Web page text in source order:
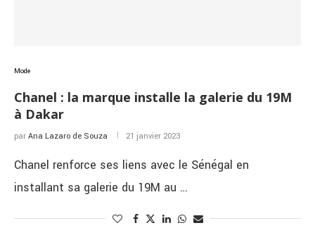
Mode
Chanel : la marque installe la galerie du 19M
à Dakar
par Ana Lazaro de Souza 21 janvier 2023
Chanel renforce ses liens avec le Sénégal en
installant sa galerie du 19M au …